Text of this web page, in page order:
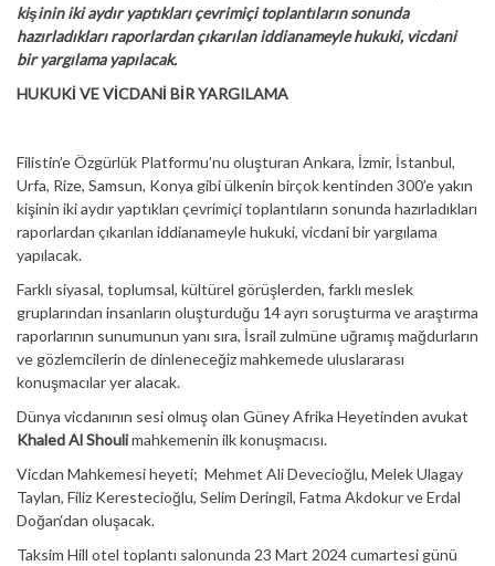
kişinin iki aydır yaptıkları çevrimiçi toplantıların sonunda
hazırladıkları raporlardan çıkarılan iddianameyle hukuki, vicdani
bir yargılama yapılacak.
HUKUKİ VE VİCDANİ BİR YARGILAMA
Filistin’e Özgürlük Platformu’nu oluşturan Ankara, İzmir, İstanbul,
Urfa, Rize, Samsun, Konya gibi ülkenin birçok kentinden 300’e yakın
kişinin iki aydır yaptıkları çevrimiçi toplantıların sonunda hazırladıkları
raporlardan çıkarılan iddianameyle hukuki, vicdani bir yargılama
yapılacak.
Farklı siyasal, toplumsal, kültürel görüşlerden, farklı meslek
gruplarından insanların oluşturduğu 14 ayrı soruşturma ve araştırma
raporlarının sunumunun yanı sıra, İsrail zulmüne uğramış mağdurların
ve gözlemcilerin de dinleneceğiz mahkemede uluslararası
konuşmacılar yer alacak.
Dünya vicdanının sesi olmuş olan Güney Afrika Heyetinden avukat
Khaled Al Shoulimahkemenin ilk konuşmacısı.
Vicdan Mahkemesi heyeti; Mehmet Ali Devecioğlu, Melek Ulagay
Taylan, Filiz Kerestecioğlu, Selim Deringil, Fatma Akdokur ve Erdal
Doğan‘dan oluşacak.
Taksim Hill otel toplantı salonunda 23 Mart 2024 cumartesi günü